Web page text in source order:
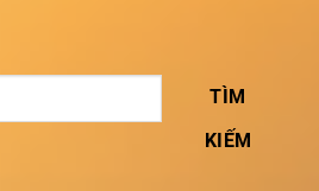
TÌM
KIẾM